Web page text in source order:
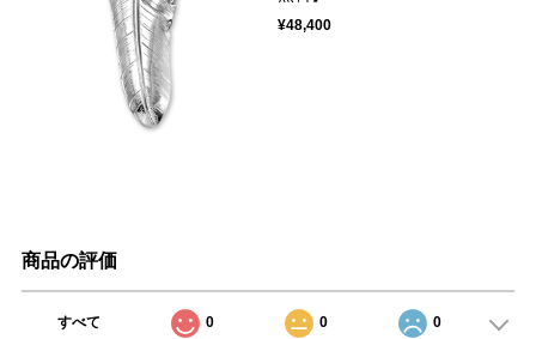
¥48,400
商品の評価
すべて 0 0 0